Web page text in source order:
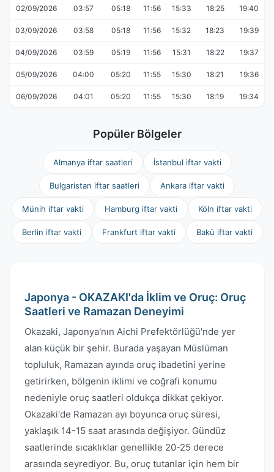
02/09/2026 03:57 05:18 11:56 15:33 18:25 19:40
03/09/2026 03:58 05:18 11:56 15:32 18:23 19:39
04/09/2026 03:59 05:19 11:56 15:31 18:22 19:37
05/09/2026 04:00 05:20 11:55 15:30 18:21 19:36
06/09/2026 04:01 05:20 11:55 15:30 18:19 19:34
Popüler Bölgeler
Almanya iftar saatleri İstanbul iftar vakti
Bulgaristan iftar saatleri Ankara iftar vakti
Münih iftar vakti Hamburg iftar vakti Köln iftar vakti
Berlin iftar vakti Frankfurt iftar vakti Bakü iftar vakti
Japonya - OKAZAKI'da İklim ve Oruç: Oruç
Saatleri ve Ramazan Deneyimi
Okazaki, Japonya'nın Aichi Prefektörlüğü'nde yer
alan küçük bir şehir. Burada yaşayan Müslüman
topluluk, Ramazan ayında oruç ibadetini yerine
getirirken, bölgenin iklimi ve coğrafi konumu
nedeniyle oruç saatleri oldukça dikkat çekiyor.
Okazaki'de Ramazan ayı boyunca oruç süresi,
yaklaşık 14-15 saat arasında değişiyor. Gündüz
saatlerinde sıcaklıklar genellikle 20-25 derece
arasında seyrediyor. Bu, oruç tutanlar için hem bir